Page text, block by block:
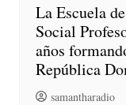
La Escuela
Social
años
República
samantharadio